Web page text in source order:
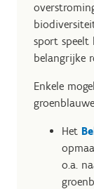
sport
belangrijke
Enkele
Het
o.a.